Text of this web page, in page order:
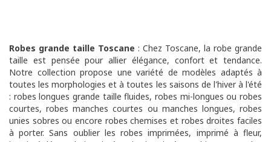
Robes grande taille Toscane : Chez Toscane, la robe grande
taille est pensée pour allier élégance, confort et tendance.
Notre collection propose une variété de modèles adaptés à
toutes les morphologies et à toutes les saisons de l'hiver à l'été
: robes longues grande taille fluides, robes mi-longues ou robes
courtes, robes manches courtes ou manches longues, robes
unies sobres ou encore robes chemises et robes droites faciles
à porter. Sans oublier les robes imprimées, imprimé à fleur,